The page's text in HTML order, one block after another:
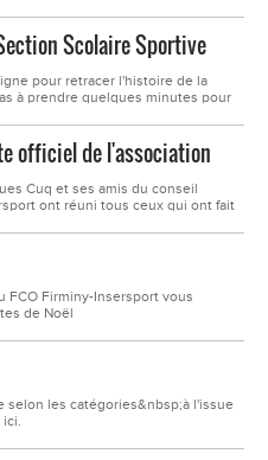
deux premiers de leur
Achille samedi &nbsp;27 décembre
Scolaire Sportive
pour retracer l'histoire de la
à prendre quelques minutes pour
officiel de l'association
Cuq et ses amis du conseil
ont réuni tous ceux qui ont fait
les anciens joueurs du club, les
les...
FCO Firminy-Insersport vous
de Noël
selon les catégories&nbsp;à l'issue